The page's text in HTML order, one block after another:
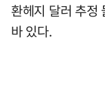
환헤지 달러 추정
바 있다.